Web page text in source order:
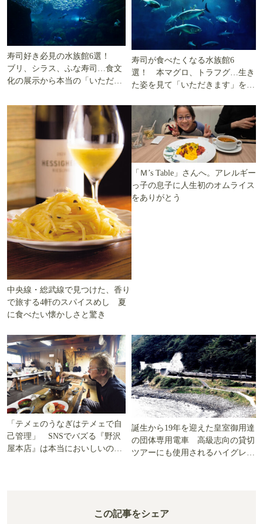
寿司好き必見の水族館6選！
ブリ、シラス、ふな寿司…食文
化の展示から本当の「いただき
寿司が食べたくなる水族館6
選！ 本マグロ、トラフグ…生き
た姿を見て「いただきます」を考
中央線・総武線で見つけた、香り
で旅する4軒のスパイスめし 夏
に食べたい懐かしさと驚き
「Ｍ’s Table」さんへ。アレルギー
っ子の息子に人生初のオムライス
をありがとう
「テメェのうなぎはテメェで自
己管理」 SNSでバズる『野沢
屋本店』は本当においしいの
誕生から19年を迎えた皇室御用達
の団体専用電車 高級志向の貸切
ツアーにも使用されるハイグレー
この記事をシェア